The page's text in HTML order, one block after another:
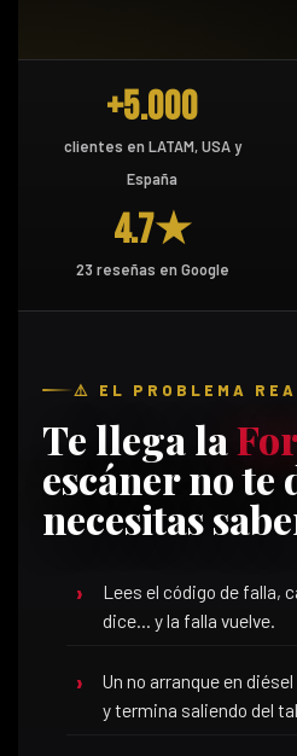
+5.000
clientes en LATAM, USA y
España
4.7★
23 reseñas en Google
⚠️ EL PROBLEMA
Te llega la
escáner no te
necesitas
Lees el código de falla,
dice… y la falla vuelve.
Un no arranque en
y termina saliendo del